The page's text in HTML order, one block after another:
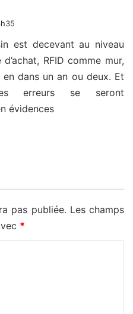
:
est decevant au niveau
d’achat, RFID comme mur,
en dans un an ou deux. Et
erreurs se seront
évidences
pas publiée. Les champs
*